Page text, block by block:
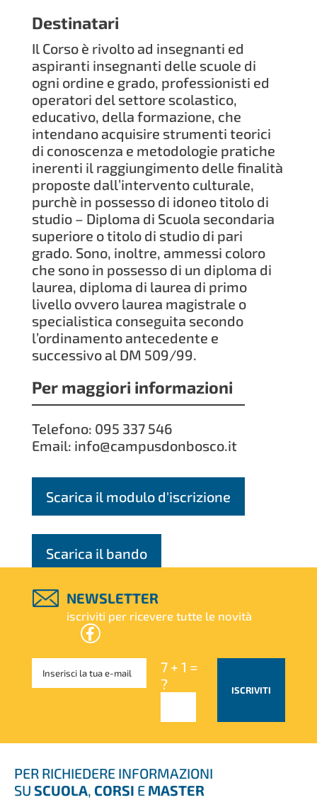
Destinatari
Il Corso è rivolto ad insegnanti ed
aspiranti insegnanti delle scuole di
ogni ordine e grado, professionisti ed
operatori del settore scolastico,
educativo, della formazione, che
intendano acquisire strumenti teorici
di conoscenza e metodologie pratiche
inerenti il raggiungimento delle finalità
proposte dall’intervento culturale,
purchè in possesso di idoneo titolo di
studio – Diploma di Scuola secondaria
superiore o titolo di studio di pari
grado. Sono, inoltre, ammessi coloro
che sono in possesso di un diploma di
laurea, diploma di laurea di primo
livello ovvero laurea magistrale o
specialistica conseguita secondo
l’ordinamento antecedente e
successivo al DM 509/99.
Per maggiori informazioni
Telefono: 095 337 546
Email: info@campusdonbosco.it
Scarica il modulo d'iscrizione
Scarica il bando
NEWSLETTER
iscriviti per ricevere tutte le novità
7 + 1 =
?
ISCRIVITI
PER RICHIEDERE INFORMAZIONI
SU SCUOLA, CORSI E MASTER